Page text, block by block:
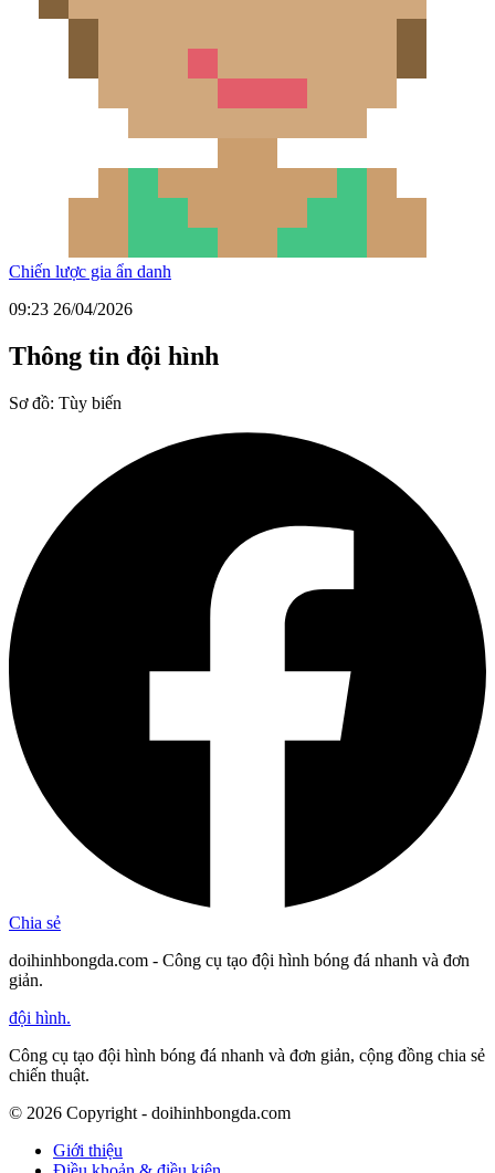
Chiến lược gia ẩn danh
09:23 26/04/2026
Thông tin đội hình
Sơ đồ: Tùy biến
Chia sẻ
doihinhbongda.com - Công cụ tạo đội hình bóng đá nhanh và đơn
giản.
đội hình.
Công cụ tạo đội hình bóng đá nhanh và đơn giản, cộng đồng chia sẻ
chiến thuật.
© 2026 Copyright - doihinhbongda.com
Giới thiệu